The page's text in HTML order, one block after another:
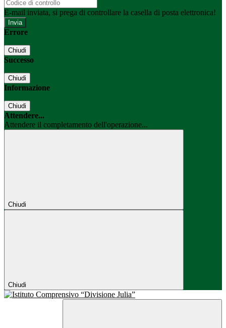
E-mail inviata, si prega di controllare la casella di posta elettronica!
Errore
Chiudi
Successo
Chiudi
Informazione
Chiudi
Attendere...
Attendere il completamento dell'operazione...
Chiudi
Chiudi